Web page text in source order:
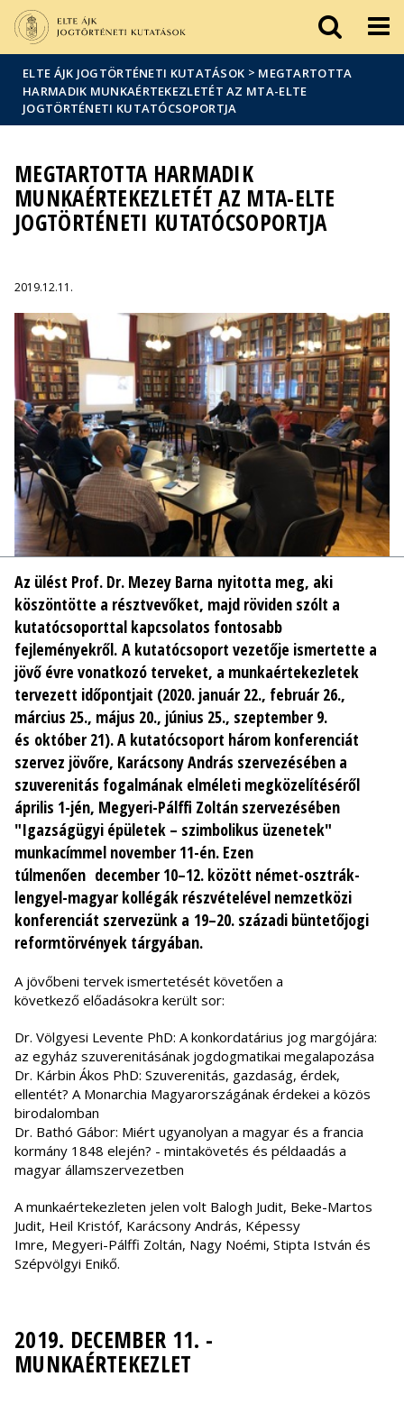
sajtóban
ELTE ÁJK JOGTÖRTÉNETI KUTATÁSOK > MEGTARTOTTA
HARMADIK MUNKAÉRTEKEZLETÉT AZ MTA-ELTE
JOGTÖRTÉNETI KUTATÓCSOPORTJA
MEGTARTOTTA HARMADIK
MUNKAÉRTEKEZLETÉT AZ MTA-ELTE
JOGTÖRTÉNETI KUTATÓCSOPORTJA
2019.12.11.
Az ülést Prof. Dr. Mezey Barna nyitotta meg, aki
köszöntötte a résztvevőket, majd röviden szólt a
kutatócsoporttal kapcsolatos fontosabb
fejleményekről. A kutatócsoport vezetője ismertette a
jövő évre vonatkozó terveket, a munkaértekezletek
tervezett időpontjait (2020. január 22., február 26.,
március 25., május 20., június 25., szeptember 9.
és október 21). A kutatócsoport három konferenciát
szervez jövőre, Karácsony András szervezésében a
szuverenitás fogalmának elméleti megközelítéséről
április 1-jén, Megyeri-Pálffi Zoltán szervezésében
"Igazságügyi épületek – szimbolikus üzenetek"
munkacímmel november 11-én. Ezen
túlmenően december 10–12. között német-osztrák-
lengyel-magyar kollégák részvételével nemzetközi
konferenciát szervezünk a 19–20. századi büntetőjogi
reformtörvények tárgyában.
A jövőbeni tervek ismertetését követően a
következő előadásokra került sor:
Dr. Völgyesi Levente PhD: A konkordatárius jog margójára:
az egyház szuverenitásának jogdogmatikai megalapozása
Dr. Kárbin Ákos PhD: Szuverenitás, gazdaság, érdek,
ellentét? A Monarchia Magyarországának érdekei a közös
birodalomban
Dr. Bathó Gábor: Miért ugyanolyan a magyar és a francia
kormány 1848 elején? - mintakövetés és példaadás a
magyar államszervezetben
A munkaértekezleten jelen volt Balogh Judit, Beke-Martos
Judit, Heil Kristóf, Karácsony András, Képessy
Imre, Megyeri-Pálffi Zoltán, Nagy Noémi, Stipta István és
Szépvölgyi Enikő.
2019. DECEMBER 11. -
MUNKAÉRTEKEZLET